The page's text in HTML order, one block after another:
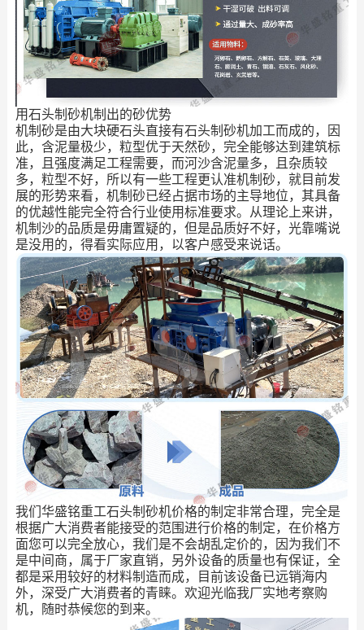
用石头制砂机制出的砂优势
机制砂是由大块硬石头直接有石头制砂机加工而成的，因
此，含泥量极少，粒型优于天然砂，完全能够达到建筑标
准，且强度满足工程需要，而河沙含泥量多，且杂质较
多，粒型不好，所以有一些工程更认准机制砂，就目前发
展的形势来看，机制砂已经占据市场的主导地位，其具备
的优越性能完全符合行业使用标准要求。从理论上来讲，
机制沙的品质是毋庸置疑的，但是品质好不好，光靠嘴说
是没用的，得看实际应用，以客户感受来说话。
我们华盛铭重工石头制砂机价格的制定非常合理，完全是
根据广大消费者能接受的范围进行价格的制定，在价格方
面您可以完全放心，我们是不会胡乱定价的，因为我们不
是中间商，属于厂家直销，另外设备的质量也有保证，全
都是采用较好的材料制造而成，目前该设备已远销海内
外，深受广大消费者的青睐。欢迎光临我厂实地考察购
机，随时恭候您的到来。